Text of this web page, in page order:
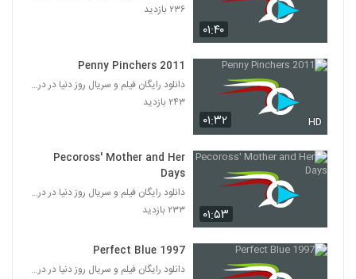
۰۱:۴۰
۲۳۶ بازدید
۰۱:۳۲ HD
Penny Pinchers 2011
دانلود رایگان فیلم و سریال روز دنیا در درامافا
۲۴۳ بازدید
۰۱:۵۳
Pecoross' Mother and Her
Days
دانلود رایگان فیلم و سریال روز دنیا در درامافا
۲۳۳ بازدید
Perfect Blue 1997
دانلود رایگان فیلم و سریال روز دنیا در درامافا